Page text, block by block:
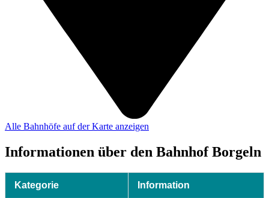
Alle Bahnhöfe auf der Karte anzeigen
Informationen über den Bahnhof Borgeln
Kategorie Information